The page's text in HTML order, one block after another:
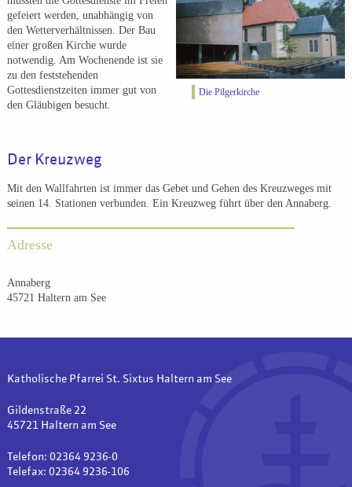
Die Pilgerkirche
gefeiert werden, unabhängig von
den Wetterverhältnissen. Der Bau
einer großen Kirche wurde
notwendig. Am Wochenende ist sie
zu den feststehenden
Gottesdienstzeiten immer gut von
den Gläubigen besucht.
Der Kreuzweg
Mit den Wallfahrten ist immer das Gebet und Gehen des Kreuzweges mit
seinen 14. Stationen verbunden. Ein Kreuzweg führt über den Annaberg.
Adresse
Annaberg
45721 Haltern am See
Katholische Pfarrei St. Sixtus Haltern am See
Gildenstraße 22
45721 Haltern am See
Telefon: 02364 9236-0
Telefax: 02364 9236-106